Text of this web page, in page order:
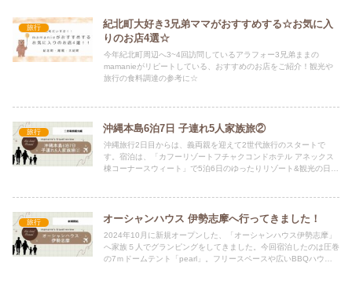
旅行
紀北町大好き3兄弟ママがおすすめする☆お気に入
りのお店4選☆
今年紀北町周辺へ3~4回訪問しているアラフォー3兄弟ままの
mamanieがリピートしている、おすすめのお店をご紹介！観光や
旅行の食料調達の参考に☆
旅行 沖縄本島6泊7日 子連れ5人家族旅②
沖縄旅行2日目からは、義両親を迎えて2世代旅行のスタートで
す。宿泊は、「カフーリゾートフチャクコンドホテル アネックス
棟コーナースウィート」で5泊6日のゆったりリゾート&観光の日
旅行 オーシャンハウス 伊勢志摩へ行ってきました！
2024年10月に新規オープンした、「オーシャンハウス伊勢志摩」
へ家族５人でグランピングをしてきました。今回宿泊したのは圧巻
の7ｍドームテント「pearl」。フリースペースや広いBBQハウス